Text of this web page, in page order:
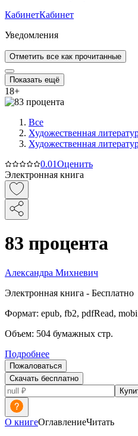
КабинетКабинет
Уведомления
Отметить все как прочитанные
Показать ещё
18+
Все
Художественная
Художественная
0.01Оценить
Электронная книга
83 процента
Александра Михневич
Электронная книга - Бесплатно
Формат: epub, fb2, pdfRead, mobi
Объем: 504 бумажных стр.
Подробнее
Пожаловаться
Скачать бесплатно
О книгеОглавлениеЧитать